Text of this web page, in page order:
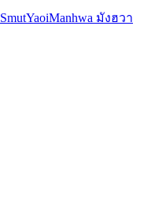
SmutYaoiManhwa มังฮวา